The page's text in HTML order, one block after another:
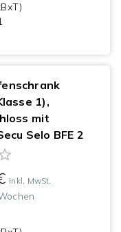
1),
mit
Selo BFE 2
inkl. MwSt.